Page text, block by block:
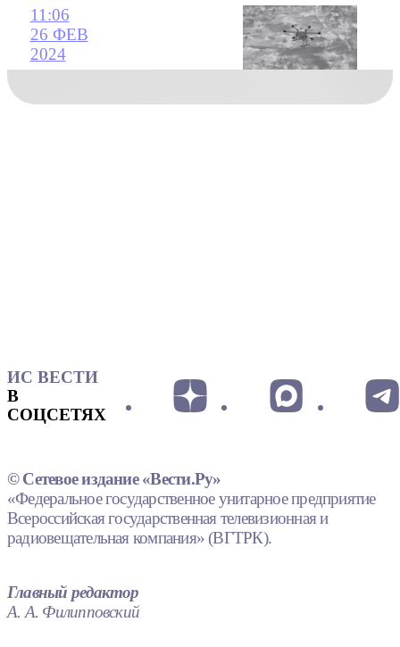
11:06
26 ФЕВ
2024
ИС ВЕСТИ
В
СОЦСЕТЯХ
© Сетевое издание «Вести.Ру»
«Федеральное государственное унитарное предприятие
Всероссийская государственная телевизионная и
радиовещательная компания» (ВГТРК).
Главный редактор
А. А. Филипповский